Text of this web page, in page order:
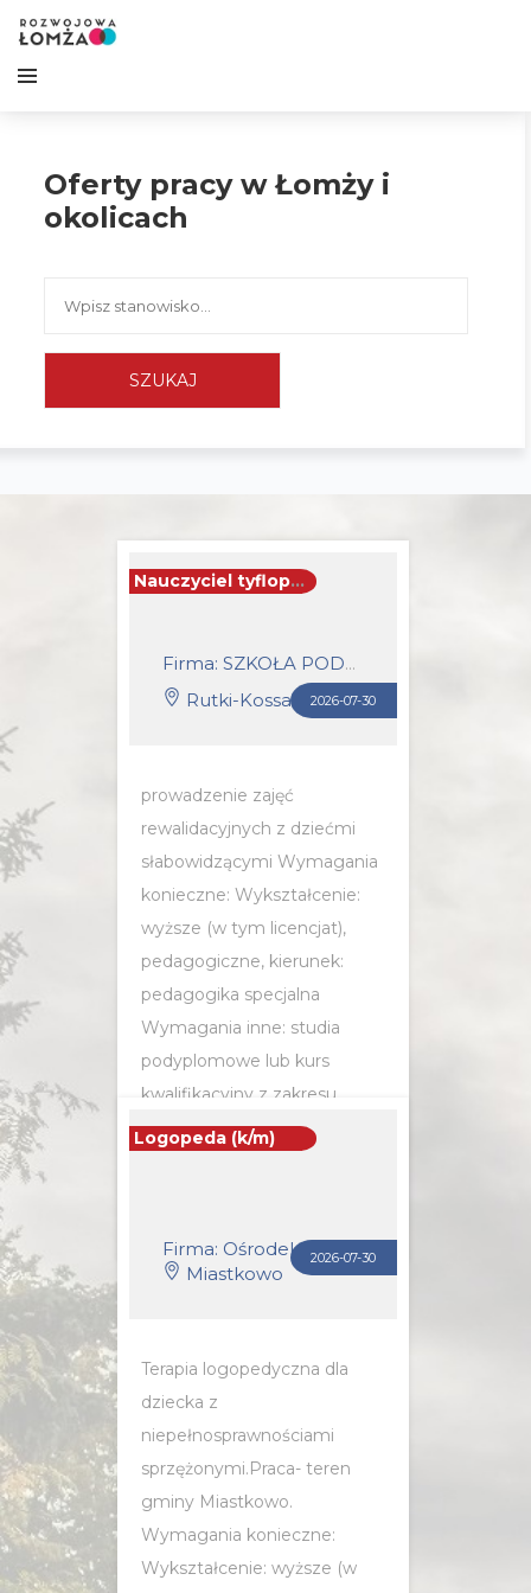
Oferty pracy w Łomży i
okolicach
Nauczyciel tyflopedagog (k/m)
Firma: SZKOŁA PODSTAWOWA W RUTKACH
Rutki-Kossaki 2026-07-30
prowadzenie zajęć
rewalidacyjnych z dziećmi
słabowidzącymi Wymagania
konieczne: Wykształcenie:
wyższe (w tym licencjat),
pedagogiczne, kierunek:
pedagogika specjalna
Wymagania inne: studia
podyplomowe lub kurs
kwalifikacyjny z zakresu
tyflopedagogiki
Logopeda (k/m)
Firma: Ośrodek Pomocy Społecznej w Miastkowie
Miastkowo
2026-07-30
Terapia logopedyczna dla
dziecka z
niepełnosprawnościami
sprzężonymi.Praca- teren
gminy Miastkowo.
Wymagania konieczne:
Wykształcenie: wyższe (w